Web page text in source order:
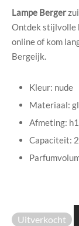
Lampe Berger
Ontdek stijlvolle
online of kom
Bergeijk.
Kleur: nude
Materiaal:
Afmeting:
Capaciteit:
Uitverkocht
Chique
Collection